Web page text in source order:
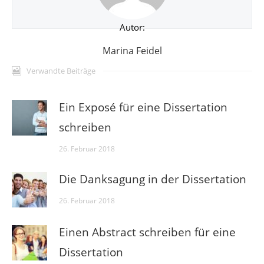
Autor:
Marina Feidel
Verwandte Beiträge
Ein Exposé für eine Dissertation
schreiben
26. Februar 2018
Die Danksagung in der Dissertation
26. Februar 2018
Einen Abstract schreiben für eine
Dissertation